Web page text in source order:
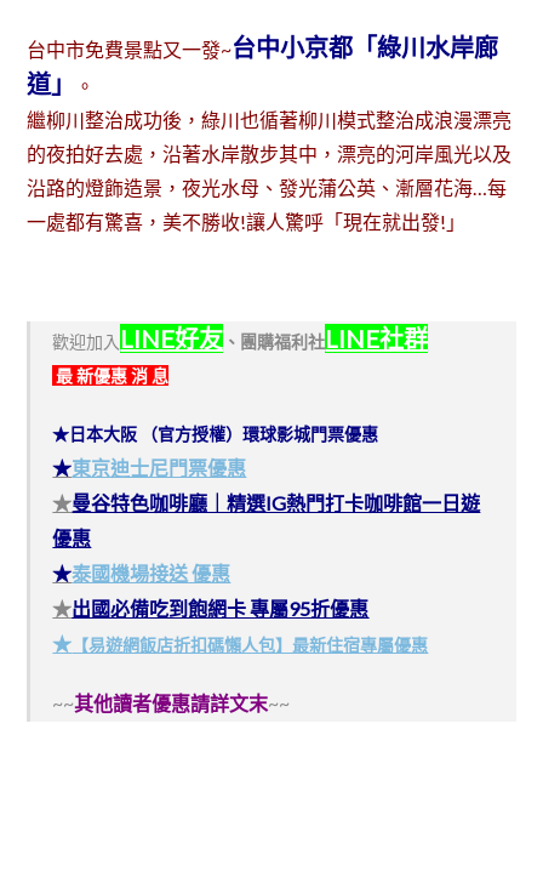
台中市免費景點又一發~台中小京都「綠川水岸廊
道」
。
繼柳川整治成功後，綠川也循著柳川模式整治成浪漫漂亮
的夜拍好去處，沿著水岸散步其中，漂亮的河岸風光以及
沿路的燈飾造景，夜光水母、發光蒲公英、漸層花海…每
一處都有驚喜，美不勝收!讓人驚呼「現在就出發!」
歡迎加入 LINE好友 、 團購福利社LINE社群
最 新優惠 消 息
★日本大阪 （官方授權）環球影城門票優惠
★東京迪士尼門票優惠
★曼谷特色咖啡廳｜精選IG熱門打卡咖啡館一日遊
優惠
★泰國機場接送 優惠
★出國必備吃到飽網卡 專屬95折優惠
★ 【易遊網飯店折扣碼懶人包】最新住宿專屬優惠
~~其他讀者優惠請詳文末~~